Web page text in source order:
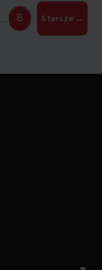
… 8 Starsze →